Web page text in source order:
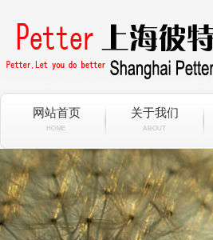
网站首页
HOME
关于我们
ABOUT